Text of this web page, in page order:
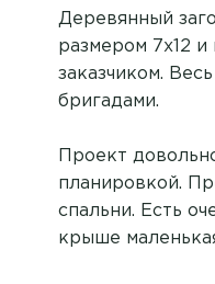
Деревянный
размером 7х12
заказчиком.
бригадами.
Проект
планировкой.
спальни. Есть
крыше